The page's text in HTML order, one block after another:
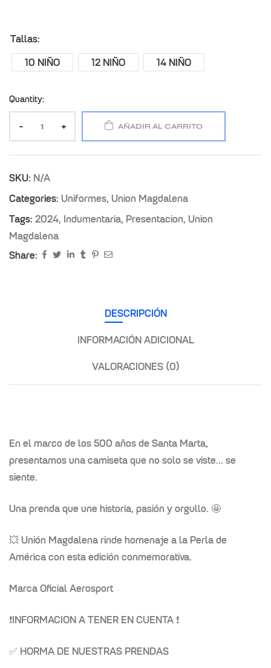
Tallas
10 NIÑO
12 NIÑO 14 NIÑO
Quantity:
- + AÑADIR AL CARRITO
SKU: N/A
Categories: Uniformes, Union Magdalena
Tags: 2024, Indumentaria, Presentacion, Union
Magdalena
Share:
DESCRIPCIÓN
INFORMACIÓN ADICIONAL
VALORACIONES (0)
En el marco de los 500 años de Santa Marta,
presentamos una camiseta que no solo se viste… se
siente.
Una prenda que une historia, pasión y orgullo. 🤩
💥 Unión Magdalena rinde homenaje a la Perla de
América con esta edición conmemorativa.
Marca Oficial Aerosport
❗INFORMACION A TENER EN CUENTA ❗
✅ HORMA DE NUESTRAS PRENDAS